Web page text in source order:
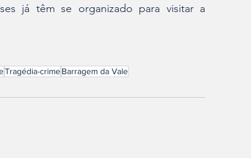
já têm se organizado para visitar a
Tragédia-crimeBarragem da Vale